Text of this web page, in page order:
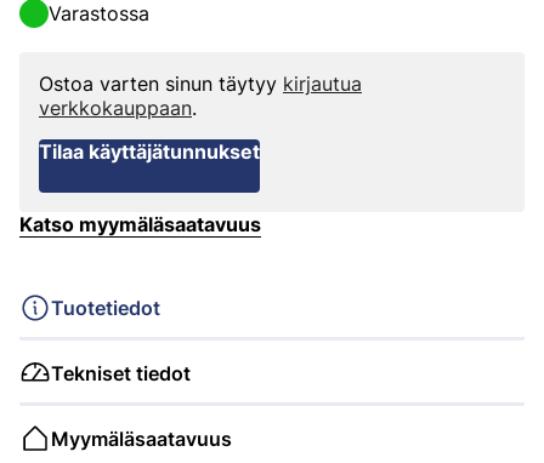
Varastossa
Ostoa varten sinun täytyy kirjautua
verkkokauppaan.
Tilaa käyttäjätunnukset
Katso myymäläsaatavuus
Tuotetiedot
Tekniset tiedot
Myymäläsaatavuus